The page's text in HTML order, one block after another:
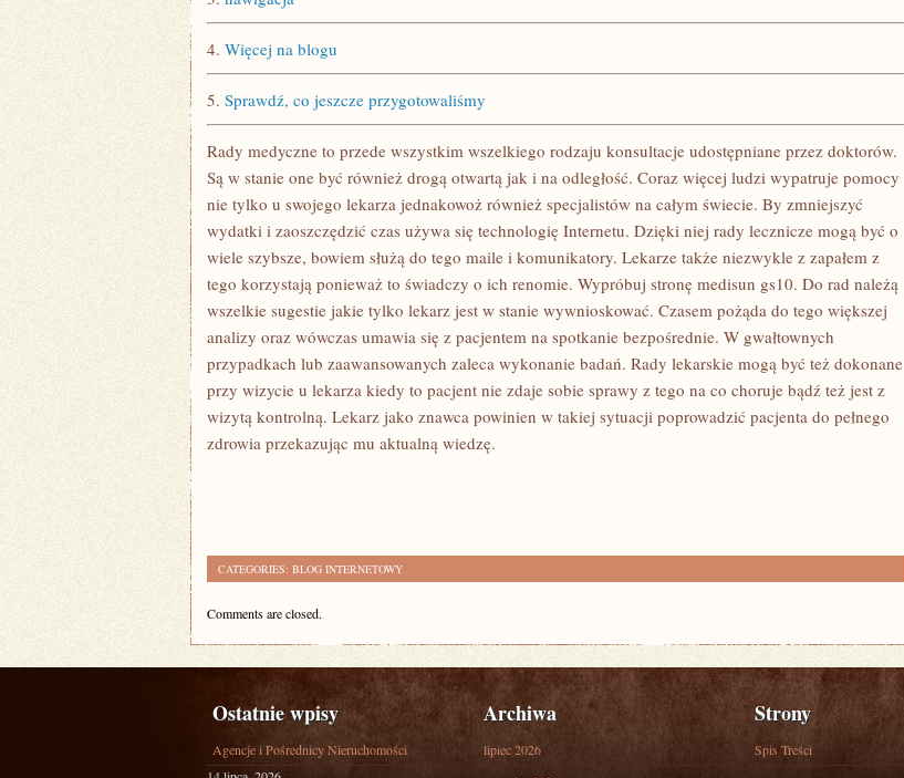
4. Więcej na blogu
5. Sprawdź, co jeszcze przygotowaliśmy
Rady medyczne to przede wszystkim wszelkiego rodzaju konsultacje udostępniane przez doktorów.
Są w stanie one być również drogą otwartą jak i na odległość. Coraz więcej ludzi wypatruje pomocy
nie tylko u swojego lekarza jednakowoż również specjalistów na całym świecie. By zmniejszyć
wydatki i zaoszczędzić czas używa się technologię Internetu. Dzięki niej rady lecznicze mogą być o
wiele szybsze, bowiem służą do tego maile i komunikatory. Lekarze także niezwykle z zapałem z
tego korzystają ponieważ to świadczy o ich renomie. Wypróbuj stronę medisun gs10. Do rad należą
wszelkie sugestie jakie tylko lekarz jest w stanie wywnioskować. Czasem pożąda do tego większej
analizy oraz wówczas umawia się z pacjentem na spotkanie bezpośrednie. W gwałtownych
przypadkach lub zaawansowanych zaleca wykonanie badań. Rady lekarskie mogą być też dokonane
przy wizycie u lekarza kiedy to pacjent nie zdaje sobie sprawy z tego na co choruje bądź też jest z
wizytą kontrolną. Lekarz jako znawca powinien w takiej sytuacji poprowadzić pacjenta do pełnego
zdrowia przekazując mu aktualną wiedzę.
CATEGORIES: BLOG INTERNETOWY
Comments are closed.
Ostatnie wpisy
Agencje i Pośrednicy Nieruchomości
Archiwa
lipiec 2026
Strony
Spis Treści